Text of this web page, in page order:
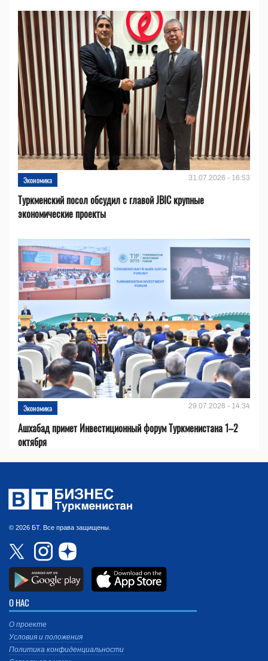
Экономика 31.07.2026 - 16:53
Туркменский посол обсудил с главой JBIC крупные
экономические проекты
Экономика 29.07.2026 - 14:34
Ашхабад примет Инвестиционный форум Туркменистана 1–2
октября
© 2026 БТ. Все права защищены.
О НАС
О проекте
Условия и положения
Политика конфиденциальности